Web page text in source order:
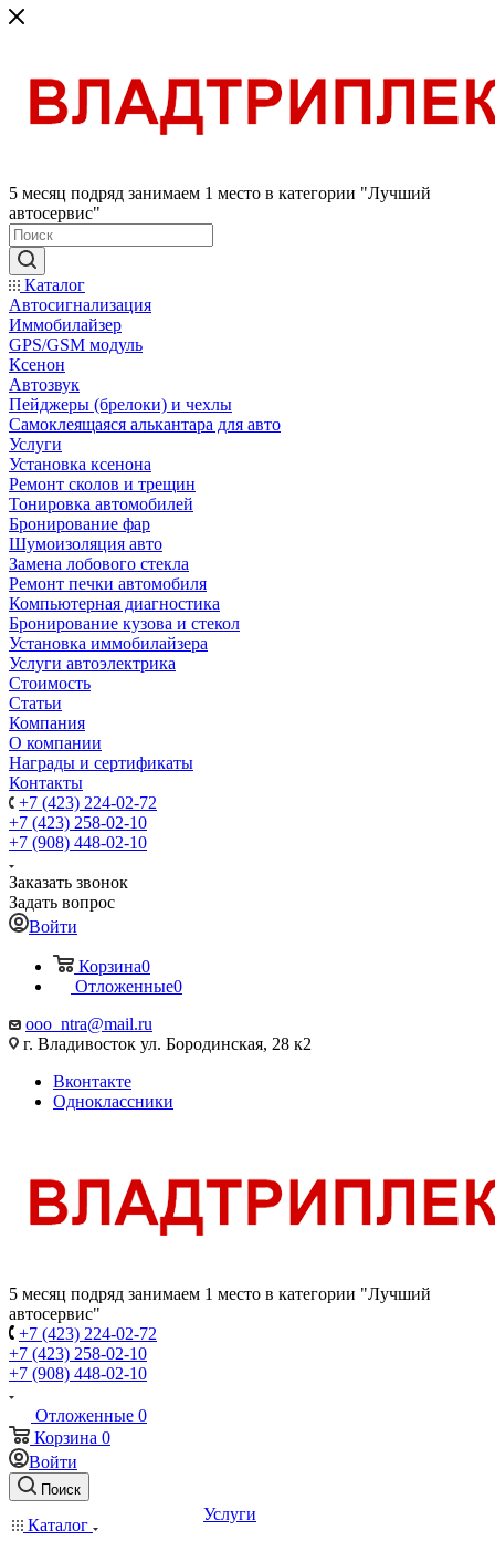
5 месяц подряд занимаем 1 место в категории "Лучший
автосервис"
Каталог
Автосигнализация
Иммобилайзер
GPS/GSM модуль
Ксенон
Автозвук
Пейджеры (брелоки) и чехлы
Самоклеящаяся алькантара для авто
Услуги
Установка ксенона
Ремонт сколов и трещин
Тонировка автомобилей
Бронирование фар
Шумоизоляция авто
Замена лобового стекла
Ремонт печки автомобиля
Компьютерная диагностика
Бронирование кузова и стекол
Установка иммобилайзера
Услуги автоэлектрика
Стоимость
Статьи
Компания
О компании
Награды и сертификаты
Контакты
+7 (423) 224-02-72
+7 (423) 258-02-10
+7 (908) 448-02-10
Заказать звонок
Задать вопрос
Войти
Корзина0
Отложенные0
ooo_ntra@mail.ru
г. Владивосток ул. Бородинская, 28 к2
Вконтакте
Одноклассники
5 месяц подряд занимаем 1 место в категории "Лучший
автосервис"
+7 (423) 224-02-72
+7 (423) 258-02-10
+7 (908) 448-02-10
Отложенные 0
Корзина 0
Войти
Поиск
Каталог
Услуги